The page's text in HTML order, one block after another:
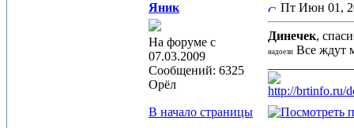
Яник
На форуме с
07.03.2009
Сообщений: 6325
Орёл
Пт Июн 01,
Динечек,
надоели Все ждут
http://brtinfo.ru/
В начало страницы